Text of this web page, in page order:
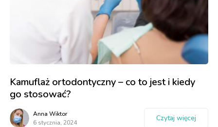
Kamuflaż ortodontyczny – co to jest i kiedy
go stosować?
Anna Wiktor
6 stycznia, 2024
Czytaj więcej